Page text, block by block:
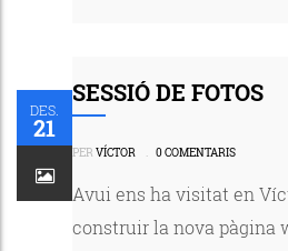
DES.
21
SESSIÓ DE FOTOS
PER VÍCTOR . 0 COMENTARIS
Avui ens ha visitat en
construir la nova pàgina